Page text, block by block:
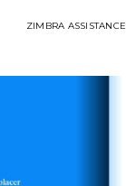
ZIMBRA ASSISTANCE